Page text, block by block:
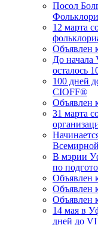
Посол
12 марта
Объявлен
До
осталось
100 дней
CIOFF®️
Объявлен
31 марта
В мэрии
по
Объявлен
Объявлен
Объявлен
14 мая в
дней до